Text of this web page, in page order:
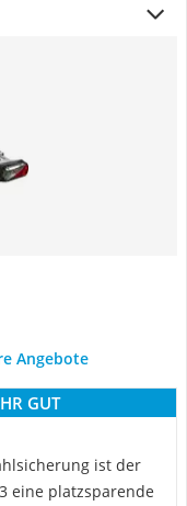
Angebote
GUT
ist der
eine platzsparende